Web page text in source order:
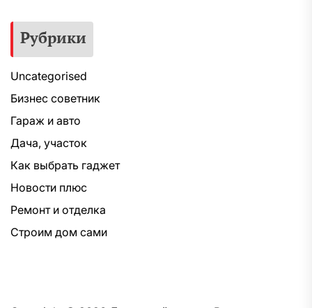
Рубрики
Uncategorised
Бизнес советник
Гараж и авто
Дача, участок
Как выбрать гаджет
Новости плюс
Ремонт и отделка
Строим дом сами